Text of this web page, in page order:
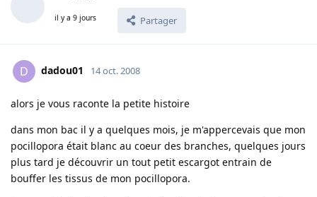
il y a 9 jours Partager
D dadou01 14 oct. 2008
alors je vous raconte la petite histoire
dans mon bac il y a quelques mois, je m'appercevais que mon
pocillopora était blanc au coeur des branches, quelques jours
plus tard je découvrir un tout petit escargot entrain de
bouffer les tissus de mon pocillopora.